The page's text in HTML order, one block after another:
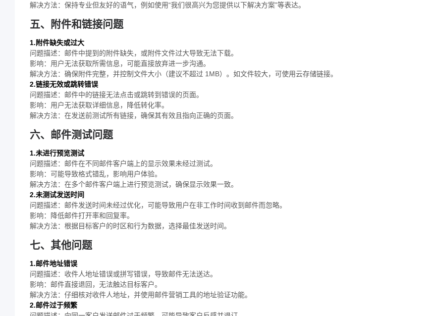
解决方法：保持专业但友好的语气，例如使用“我们很高兴为您提供以下解决方案”等表达。
五、附件和链接问题
1.附件缺失或过大
问题描述：邮件中提到的附件缺失，或附件文件过大导致无法下载。
影响：用户无法获取所需信息，可能直接放弃进一步沟通。
解决方法：确保附件完整，并控制文件大小（建议不超过 1MB）。如文件较大，可使用云存储链接。
2.链接无效或跳转错误
问题描述：邮件中的链接无法点击或跳转到错误的页面。
影响：用户无法获取详细信息，降低转化率。
解决方法：在发送前测试所有链接，确保其有效且指向正确的页面。
六、邮件测试问题
1.未进行预览测试
问题描述：邮件在不同邮件客户端上的显示效果未经过测试。
影响：可能导致格式错乱，影响用户体验。
解决方法：在多个邮件客户端上进行预览测试，确保显示效果一致。
2.未测试发送时间
问题描述：邮件发送时间未经过优化，可能导致用户在非工作时间收到邮件而忽略。
影响：降低邮件打开率和回复率。
解决方法：根据目标客户的时区和行为数据，选择最佳发送时间。
七、其他问题
1.邮件地址错误
问题描述：收件人地址错误或拼写错误，导致邮件无法送达。
影响：邮件直接退回，无法触达目标客户。
解决方法：仔细核对收件人地址，并使用邮件营销工具的地址验证功能。
2.邮件过于频繁